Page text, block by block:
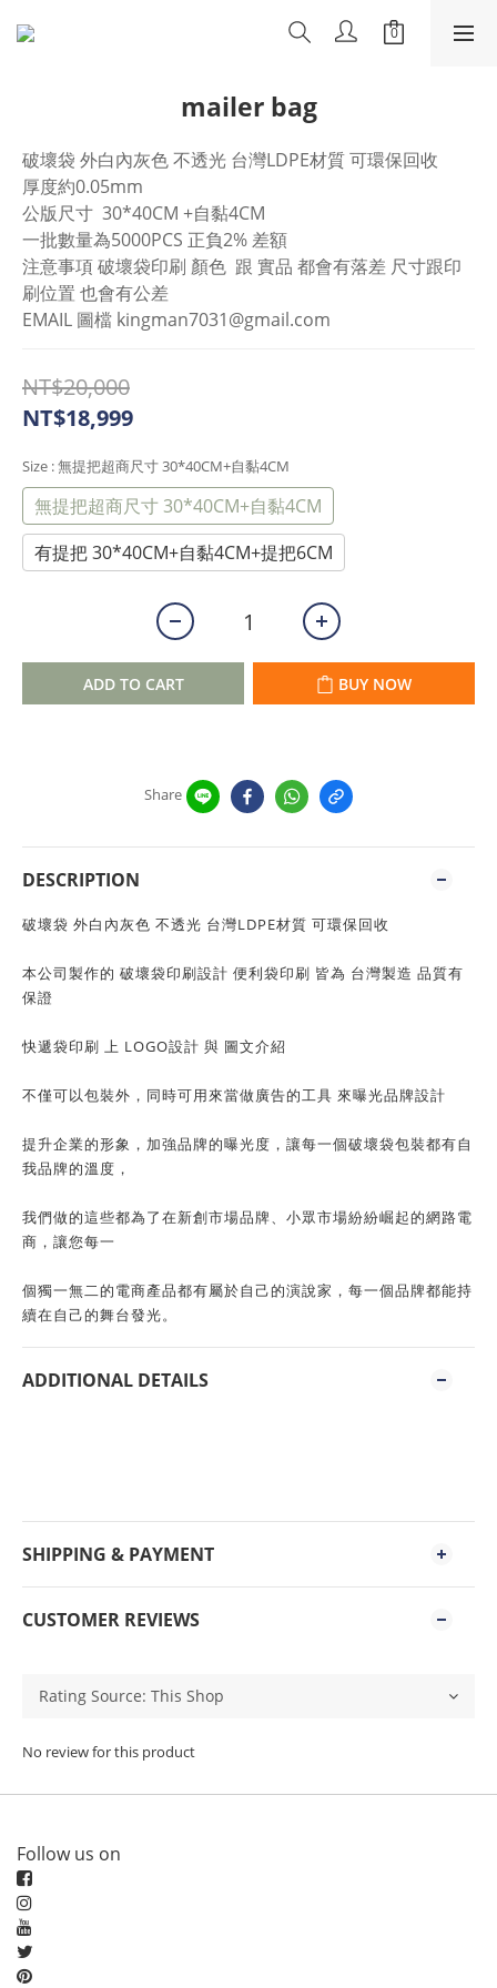
mailer bag
破壞袋 外白內灰色 不透光 台灣LDPE材質 可環保回收
厚度約0.05mm
公版尺寸  30*40CM +自黏4CM
一批數量為5000PCS 正負2% 差額
注意事項 破壞袋印刷 顏色  跟 實品 都會有落差 尺寸跟印
刷位置 也會有公差
EMAIL 圖檔 kingman7031@gmail.com
NT$20,000
NT$18,999
Size : 無提把超商尺寸 30*40CM+自黏4CM
無提把超商尺寸 30*40CM+自黏4CM
有提把 30*40CM+自黏4CM+提把6CM
ADD TO CART BUY NOW
Share
DESCRIPTION
破壞袋 外白內灰色 不透光 台灣LDPE材質 可環保回收
本公司製作的 破壞袋印刷設計 便利袋印刷 皆為 台灣製造 品質有
保證
快遞袋印刷 上 LOGO設計 與 圖文介紹
不僅可以包裝外，同時可用來當做廣告的工具 來曝光品牌設計
提升企業的形象，加強品牌的曝光度，讓每一個破壞袋包裝都有自
我品牌的溫度，
我們做的這些都為了在新創市場品牌、小眾市場紛紛崛起的網路電
商，讓您每一
個獨一無二的電商產品都有屬於自己的演說家，每一個品牌都能持
續在自己的舞台發光。
ADDITIONAL DETAILS
SHIPPING & PAYMENT
CUSTOMER REVIEWS
No review for this product
Follow us on